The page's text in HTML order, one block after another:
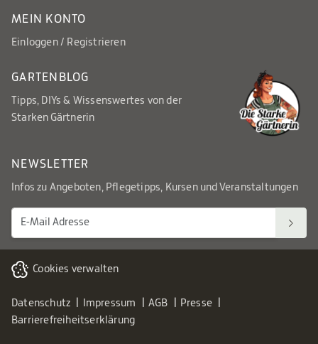
MEIN KONTO
Einloggen / Registrieren
GARTENBLOG
Tipps, DIYs & Wissenswertes von der
Starken Gärtnerin
NEWSLETTER
Infos zu Angeboten, Pflegetipps, Kursen und Veranstaltungen
Cookies verwalten
Datenschutz Impressum AGB
Presse
Barrierefreiheitserklärung